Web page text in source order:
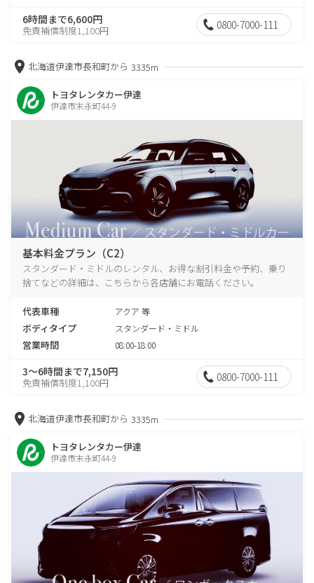
6時間まで6,600円
免責補償制度1,100円 0800-7000-111
北海道伊達市長和町から 3335m
トヨタレンタカー伊達
伊達市末永町44-9
基本料金プラン（C2）
スタンダード・ミドルのレンタル、お得な割引料金や予約、乗り
捨てなどの詳細は、こちらから各店舗にお電話ください。
代表車種 アクア 等
ボディタイプ スタンダード・ミドル
営業時間 08:00-18:00
3～6時間まで7,150円
免責補償制度1,100円 0800-7000-111
北海道伊達市長和町から 3335m
トヨタレンタカー伊達
伊達市末永町44-9